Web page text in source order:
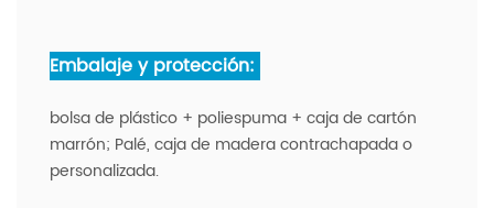
Embalaje y protección:
bolsa de plástico + poliespuma + caja de cartón
marrón; Palé, caja de madera contrachapada o
personalizada.